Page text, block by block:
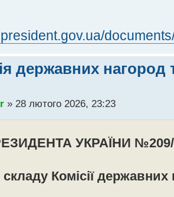
державних нагород
» 28 лютого 2026, 23:23
УКРАЇНИ №209/
Комісії